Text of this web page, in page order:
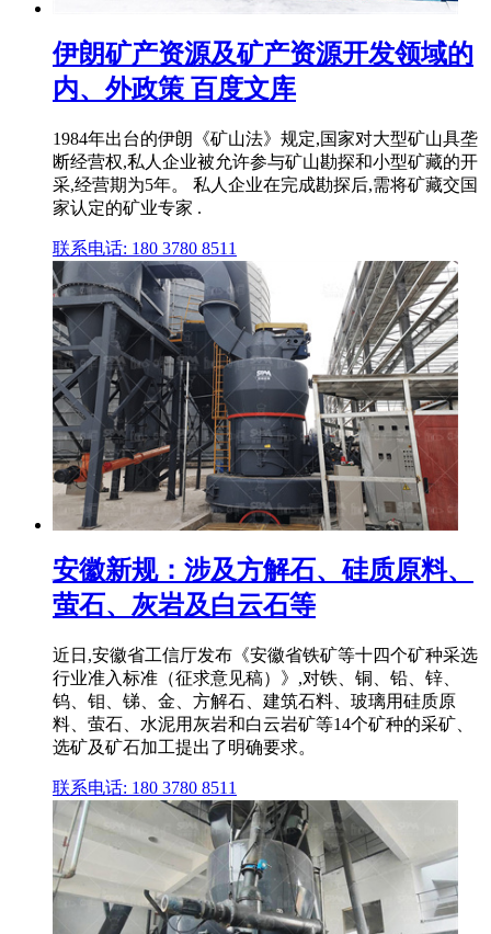
伊朗矿产资源及矿产资源开发领域的
内、外政策 百度文库
1984年出台的伊朗《矿山法》规定,国家对大型矿山具垄
断经营权,私人企业被允许参与矿山勘探和小型矿藏的开
采,经营期为5年。 私人企业在完成勘探后,需将矿藏交国
家认定的矿业专家 .
联系电话: 180 3780 8511
安徽新规：涉及方解石、硅质原料、
萤石、灰岩及白云石等
近日,安徽省工信厅发布《安徽省铁矿等十四个矿种采选
行业准入标准（征求意见稿）》,对铁、铜、铅、锌、
钨、钼、锑、金、方解石、建筑石料、玻璃用硅质原
料、萤石、水泥用灰岩和白云岩矿等14个矿种的采矿、
选矿及矿石加工提出了明确要求。
联系电话: 180 3780 8511